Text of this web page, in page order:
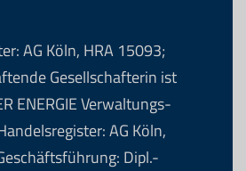
AG Köln, HRA 15093;
Gesellschafterin ist
ENERGIE Verwaltungs-
AG Köln,
Dipl.-